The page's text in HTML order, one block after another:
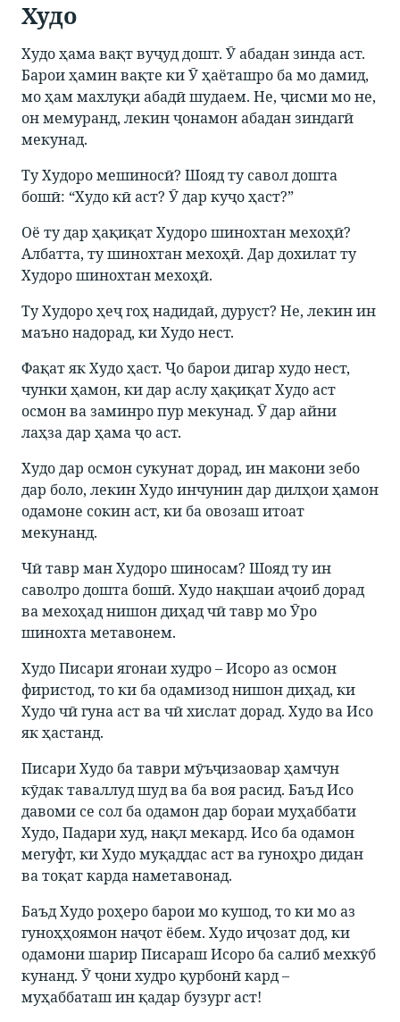
Худо
Худо ҳама вақт вуҷуд дошт. Ӯ абадан зинда аст.
Барои ҳамин вақте ки Ӯ ҳаёташро ба мо дамид,
мо ҳам махлуқи абадӣ шудаем. Не, ҷисми мо не,
он мемуранд, лекин ҷонамон абадан зиндагӣ
мекунад.
Ту Худоро мешиносӣ? Шояд ту савол дошта
бошӣ: “Худо кӣ аст? Ӯ дар куҷо ҳаст?”
Оё ту дар ҳақиқат Худоро шинохтан мехоҳӣ?
Албатта, ту шинохтан мехоҳӣ. Дар дохилат ту
Худоро шинохтан мехоҳӣ.
Ту Худоро ҳеҷ гоҳ надидаӣ, дуруст? Не, лекин ин
маъно надорад, ки Худо нест.
Фақат як Худо ҳаст. Ҷо барои дигар худо нест,
чунки ҳамон, ки дар аслу ҳақиқат Худо аст
осмон ва заминро пур мекунад. Ӯ дар айни
лаҳза дар ҳама ҷо аст.
Худо дар осмон сукунат дорад, ин макони зебо
дар боло, лекин Худо инчунин дар дилҳои ҳамон
одамоне сокин аст, ки ба овозаш итоат
мекунанд.
Чӣ тавр ман Худоро шиносам? Шояд ту ин
саволро дошта бошӣ. Худо нақшаи аҷоиб дорад
ва мехоҳад нишон диҳад чӣ тавр мо Ӯро
шинохта метавонем.
Худо Писари ягонаи худро – Исоро аз осмон
фиристод, то ки ба одамизод нишон диҳад, ки
Худо чӣ гуна аст ва чӣ хислат дорад. Худо ва Исо
як ҳастанд.
Писари Худо ба таври мӯъҷизаовар ҳамчун
кӯдак таваллуд шуд ва ба воя расид. Баъд Исо
давоми се сол ба одамон дар бораи муҳаббати
Худо, Падари худ, нақл мекард. Исо ба одамон
мегуфт, ки Худо муқаддас аст ва гуноҳро дидан
ва тоқат карда наметавонад.
Баъд Худо роҳеро барои мо кушод, то ки мо аз
гуноҳҳоямон наҷот ёбем. Худо иҷозат дод, ки
одамони шарир Писараш Исоро ба салиб мехкӯб
кунанд. Ӯ ҷони худро қурбонӣ кард –
муҳаббаташ ин қадар бузург аст!